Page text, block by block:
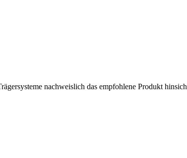
nachweislich das empfohlene Produkt